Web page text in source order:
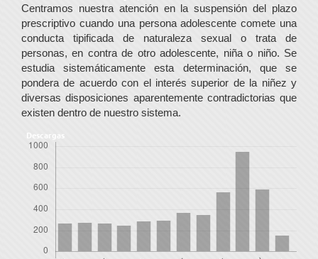
Centramos nuestra atención en la suspensión del plazo
prescriptivo cuando una persona adolescente comete una
conducta tipificada de naturaleza sexual o trata de
personas, en contra de otro adolescente, niña o niño. Se
estudia sistemáticamente esta determinación, que se
pondera de acuerdo con el interés superior de la niñez y
diversas disposiciones aparentemente contradictorias que
existen dentro de nuestro sistema.
Descargas